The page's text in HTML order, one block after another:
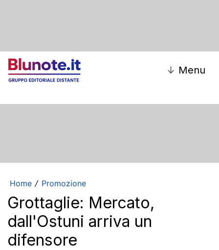
↓ Menu
Home / Promozione
Grottaglie: Mercato,
dall'Ostuni arriva un
difensore